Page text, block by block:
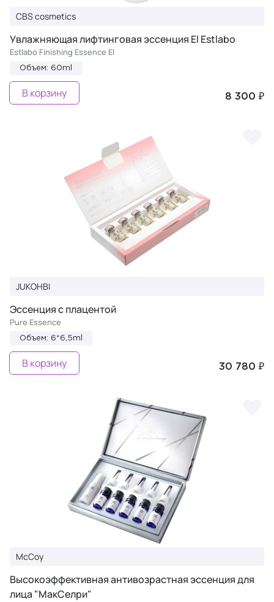
CBS cosmetics
Увлажняющая лифтинговая эссенция El Estlabo
Estlabo Finishing Essence El
Объем: 60ml
8 300 ₽
В корзину
JUKOHBI
Эссенция с плацентой
Pure Essence
Объем: 6*6,5ml
30 780 ₽
В корзину
McCoy
Высокоэффективная антивозрастная эссенция для
лица "МакСелри"